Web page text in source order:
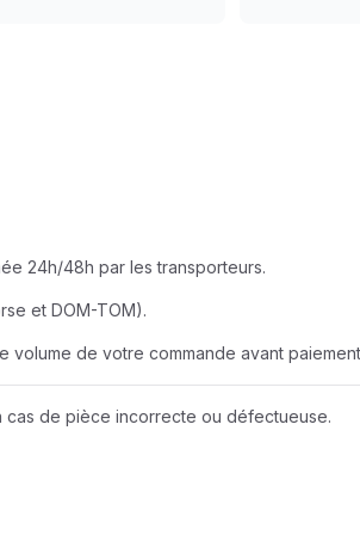
NEW HOLLAND
Wacker Neuson
24h/48h par les transporteurs.
et DOM-TOM).
volume de votre commande avant
de pièce incorrecte ou défectueuse.